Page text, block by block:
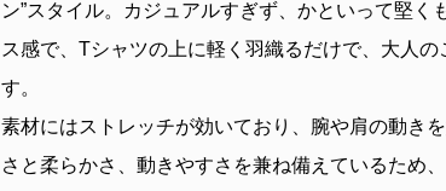
ン”スタイル。カジュアルすぎず、かといって堅く
ス感で、Tシャツの上に軽く羽織るだけで、大人の
す。
素材にはストレッチが効いており、腕や肩の動き
さと柔らかさ、動きやすさを兼ね備えているため